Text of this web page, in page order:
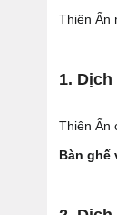
Thiên Ấn
1. Dịch
Thiên Ấn
Bàn ghế